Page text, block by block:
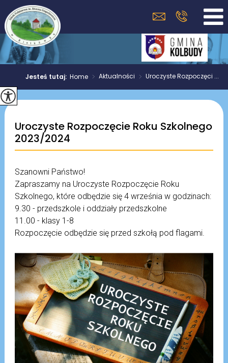
Jesteś tutaj:Home > Aktualności > Uroczyste Rozpoczęci ...
Uroczyste Rozpoczęcie Roku Szkolnego
2023/2024
Szanowni Państwo!
Zapraszamy na Uroczyste Rozpoczęcie Roku
Szkolnego, które odbędzie się 4 września w godzinach:
9.30 - przedszkole i oddziały przedszkolne
11.00 - klasy 1-8
Rozpoczęcie odbędzie się przed szkołą pod flagami.